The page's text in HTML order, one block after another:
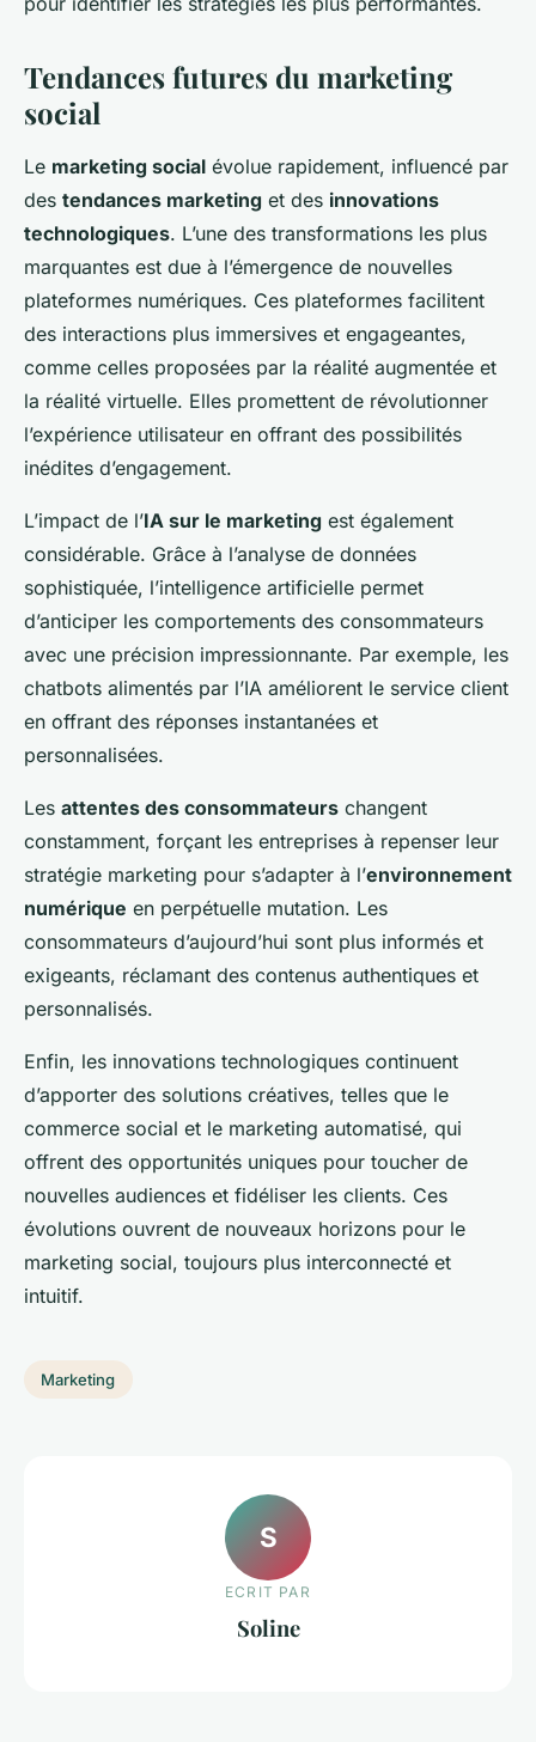
Tendances futures du marketing
social
Le marketing social évolue rapidement, influencé par
des tendances marketing et des innovations
technologiques. L’une des transformations les plus
marquantes est due à l’émergence de nouvelles
plateformes numériques. Ces plateformes facilitent
des interactions plus immersives et engageantes,
comme celles proposées par la réalité augmentée et
la réalité virtuelle. Elles promettent de révolutionner
l’expérience utilisateur en offrant des possibilités
inédites d’engagement.
L’impact de l’IA sur le marketing est également
considérable. Grâce à l’analyse de données
sophistiquée, l’intelligence artificielle permet
d’anticiper les comportements des consommateurs
avec une précision impressionnante. Par exemple, les
chatbots alimentés par l’IA améliorent le service client
en offrant des réponses instantanées et
personnalisées.
Les attentes des consommateurs changent
constamment, forçant les entreprises à repenser leur
stratégie marketing pour s’adapter à l’environnement
numérique en perpétuelle mutation. Les
consommateurs d’aujourd’hui sont plus informés et
exigeants, réclamant des contenus authentiques et
personnalisés.
Enfin, les innovations technologiques continuent
d’apporter des solutions créatives, telles que le
commerce social et le marketing automatisé, qui
offrent des opportunités uniques pour toucher de
nouvelles audiences et fidéliser les clients. Ces
évolutions ouvrent de nouveaux horizons pour le
marketing social, toujours plus interconnecté et
intuitif.
Marketing
S
ECRIT PAR
Soline